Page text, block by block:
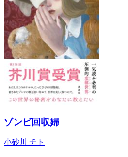
ゾンビ回収婦
小砂川 チト